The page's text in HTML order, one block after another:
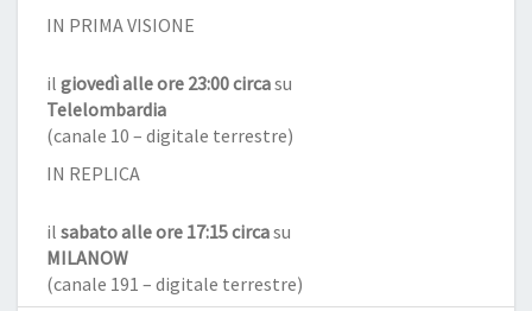
IN PRIMA VISIONE
il giovedì alle ore 23:00 circasu
Telelombardia
(canale 10 – digitale terrestre)
IN REPLICA
il sabato alle ore 17:15 circasu
MILANOW
(canale 191 – digitale terrestre)